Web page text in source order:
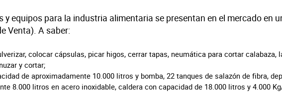
equipos para la industria alimentaria se presentan en el mercado en
Venta). A saber:
colocar cápsulas, picar higos, cerrar tapas, neumática para cortar calabaza,
y cortar;
de aproximadamente 10.000 litros y bomba, 22 tanques de salazón de fibra,
8.000 litros en acero inoxidable, caldera con capacidad de 18.000 litros y 4.000